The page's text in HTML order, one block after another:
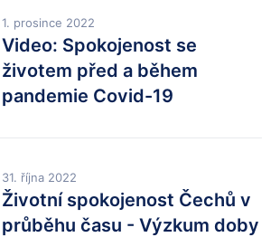
1. prosince 2022
Video: Spokojenost se
životem před a během
pandemie Covid-19
31. října 2022
Životní spokojenost Čechů v
průběhu času - Výzkum doby